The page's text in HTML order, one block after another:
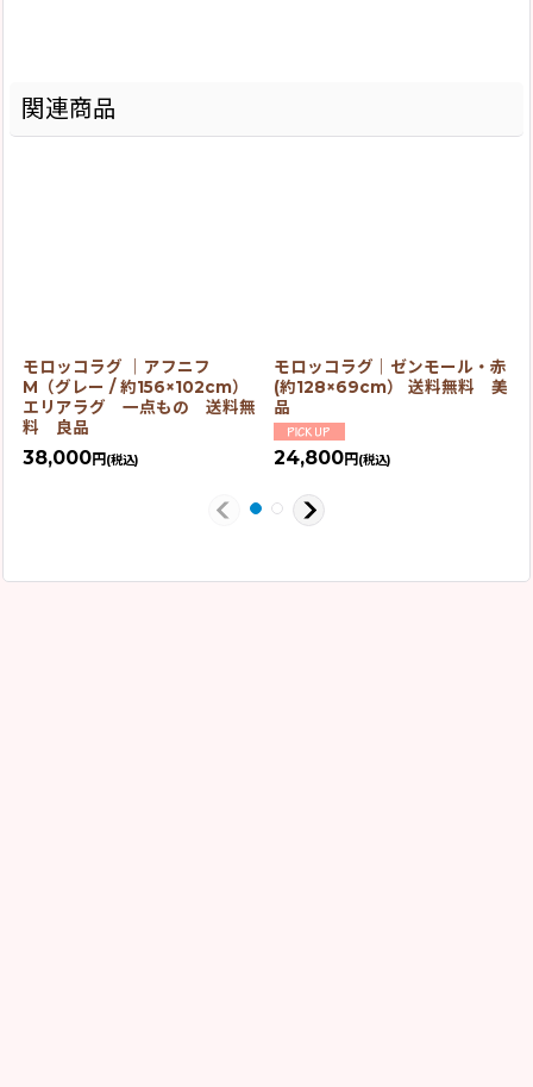
関連商品
モロッコラグ ｜アフニフ
M（グレー / 約156×102cm）
エリアラグ 一点もの 送料無
料 良品
38,000円(税込)
モロッコラグ｜ゼンモール・赤
(約128×69cm） 送料無料 美
品
24,800円 (税込)